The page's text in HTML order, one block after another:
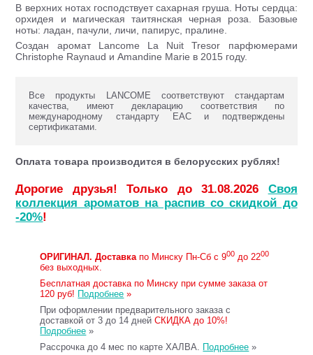
В верхних нотах господствует сахарная груша. Ноты сердца:
орхидея и магическая таитянская черная роза. Базовые
ноты: ладан, пачули, личи, папирус, пралине.
Создан аромат Lancome La Nuit Tresor парфюмерами
Christophe Raynaud и Amandine Marie в 2015 году.
Все продукты LANCOME соответствуют стандартам
качества, имеют декларацию соответствия по
международному стандарту ЕАС и подтверждены
сертификатами.
Оплата товара производится в белорусских рублях!
Дорогие друзья! Только до 31.08.2026 Своя
коллекция ароматов на распив со скидкой до
-20%!
ОРИГИНАЛ. Доставкапо Минску Пн-Сб с 900 до 2200
без выходных.
Бесплатная доставка по Минску при сумме заказа от
120 руб! Подробнее »
При оформлении предварительного заказа с
доставкой от 3 до 14 днейСКИДКА до 10%!
Подробнее »
Рассрочка до 4 мес по карте ХАЛВА. Подробнее »